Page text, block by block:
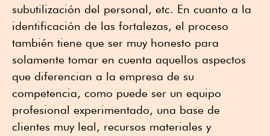
subutilización del personal, etc. En cuanto a la
identificación de las fortalezas, el proceso
también tiene que ser muy honesto para
solamente tomar en cuenta aquellos aspectos
que diferencian a la empresa de su
competencia, como puede ser un equipo
profesional experimentado, una base de
clientes muy leal, recursos materiales y